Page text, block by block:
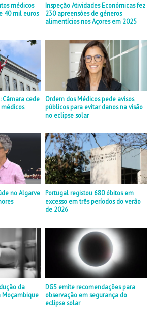
médicos
40 mil euros
Inspeção Atividades Económicas fez
230 apreensões de géneros
alimentícios nos Açores em 2025
Câmara cede
Ordem dos Médicos pede avisos
públicos para evitar danos na visão
no eclipse solar
no Algarve
Portugal registou 680 óbitos em
excesso em três períodos do verão
de 2026
da
DGS emite recomendações para
observação em segurança do
eclipse solar